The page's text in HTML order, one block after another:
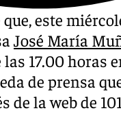
este
José María
17.00 horas
de prensa
de la web de